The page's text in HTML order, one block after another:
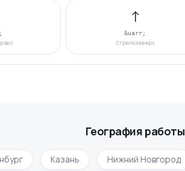
↑
&uarr;
Стрелка вверх
География работы
Казань Нижний Новгород